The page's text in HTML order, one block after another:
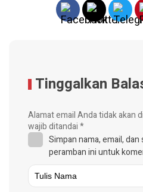
Tinggalkan
Alamat email Anda tidak akan
wajib ditandai*
Simpan nama, email,
peramban ini untuk